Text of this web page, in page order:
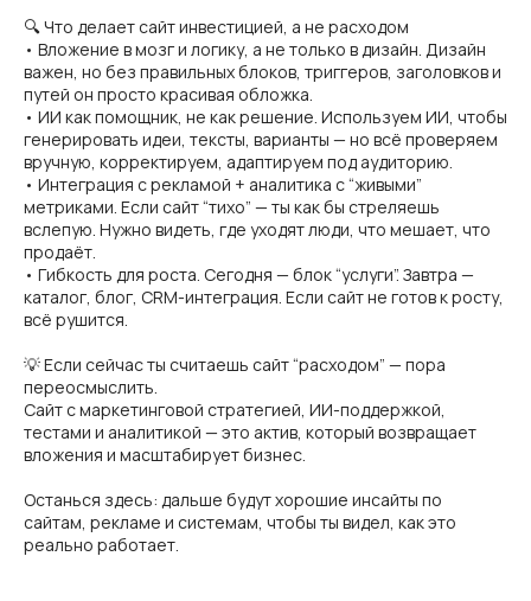
🔍 Что делает сайт инвестицией, а не расходом
• Вложение в мозг и логику, а не только в дизайн. Дизайн
важен, но без правильных блоков, триггеров, заголовков и
путей он просто красивая обложка.
• ИИ как помощник, не как решение. Используем ИИ, чтобы
генерировать идеи, тексты, варианты — но всё проверяем
вручную, корректируем, адаптируем под аудиторию.
• Интеграция с рекламой + аналитика с “живыми”
метриками. Если сайт “тихо” — ты как бы стреляешь
вслепую. Нужно видеть, где уходят люди, что мешает, что
продаёт.
• Гибкость для роста. Сегодня — блок “услуги”. Завтра —
каталог, блог, CRM-интеграция. Если сайт не готов к росту,
всё рушится.
💡 Если сейчас ты считаешь сайт “расходом” — пора
переосмыслить.
Сайт с маркетинговой стратегией, ИИ-поддержкой,
тестами и аналитикой — это актив, который возвращает
вложения и масштабирует бизнес.
Останься здесь: дальше будут хорошие инсайты по
сайтам, рекламе и системам, чтобы ты видел, как это
реально работает.